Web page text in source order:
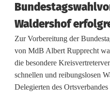
r
t
a
u
f
Waldershof
Zur Vorbereitung der
von MdB Albert Rupprecht
die besondere
schnellen und reibungslosen
Delegierten des